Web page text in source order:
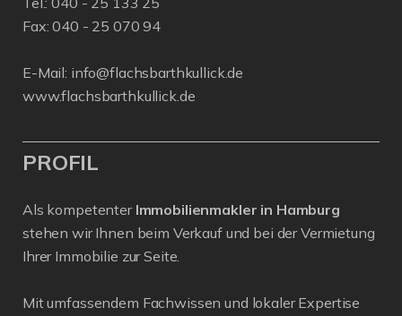
Fax: 040 - 25 070 94
E-Mail: info@flachsbarthkullick.de
www.flachsbarthkullick.de
PROFIL
Als kompetenter Immobilienmakler in Hamburg
stehen wir Ihnen beim Verkauf und bei der Vermietung
Ihrer Immobilie zur Seite.
Mit umfassendem Fachwissen und lokaler Expertise